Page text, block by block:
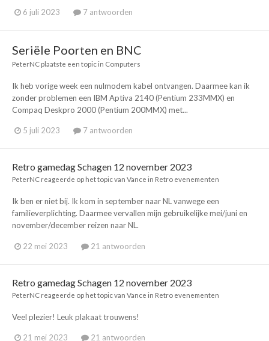
6 juli 2023 7 antwoorden
Seriële Poorten en BNC
PeterNC plaatste een topic in Computers
Ik heb vorige week een nulmodem kabel ontvangen. Daarmee kan ik
zonder problemen een IBM Aptiva 2140 (Pentium 233MMX) en
Compaq Deskpro 2000 (Pentium 200MMX) met...
5 juli 2023 7 antwoorden
Retro gamedag Schagen 12 november 2023
PeterNC reageerde op het topic van Vance in Retro evenementen
Ik ben er niet bij. Ik kom in september naar NL vanwege een
familieverplichting. Daarmee vervallen mijn gebruikelijke mei/juni en
november/december reizen naar NL.
22 mei 2023 21 antwoorden
Retro gamedag Schagen 12 november 2023
PeterNC reageerde op het topic van Vance in Retro evenementen
Veel plezier! Leuk plakaat trouwens!
21 mei 2023 21 antwoorden